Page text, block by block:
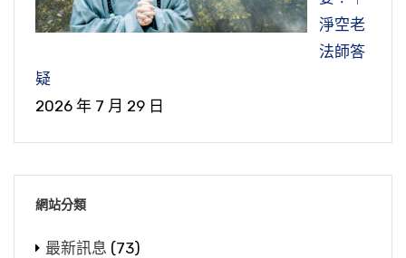
淨空老
法師答
疑
2026 年 7 月 29 日
網站分類
最新訊息 (73)